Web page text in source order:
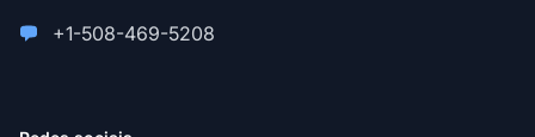
+1-508-469-5208